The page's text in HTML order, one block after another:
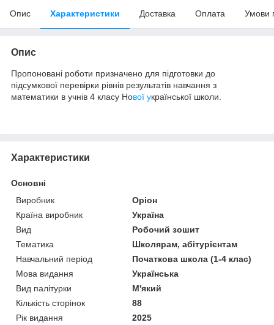
Опис Характеристики Доставка Оплата Умови
Опис
Пропоновані роботи призначено для підготовки до
підсумкової перевірки рівнів результатів навчання з
математики в учнів 4 класу Нової української школи.
Характеристики
Основні
Виробник
Оріон
Країна виробник
Україна
Вид
Робочий зошит
Тематика
Школярам, абітурієнтам
Навчальний період
Початкова школа (1-4 клас)
Мова видання
Українська
Вид палітурки
М'який
Кількість сторінок
88
Рік видання
2025